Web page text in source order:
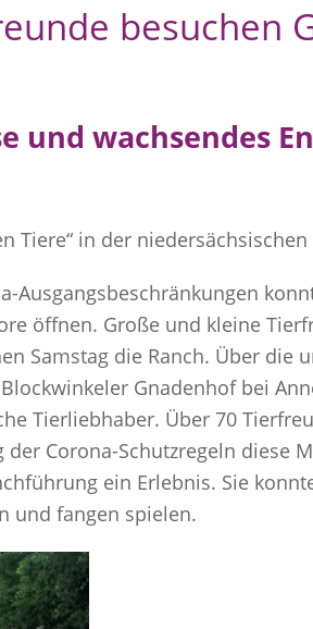
besuchen
und wachsendes
Tiere“ in der
Ausgangsbeschränkungen
öffnen. Große und kleine
Samstag die Ranch. Über die
Gnadenhof bei
Tierliebhaber. Über 70
Corona-Schutzregeln diese
ein Erlebnis. Sie
und fangen spielen.